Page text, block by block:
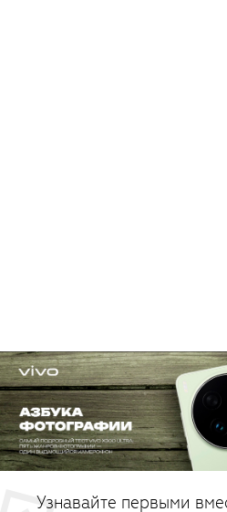
Узнавайте первыми